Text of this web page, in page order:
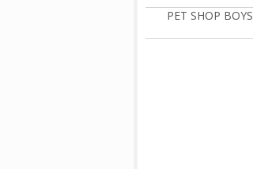
PET SHOP BOYS